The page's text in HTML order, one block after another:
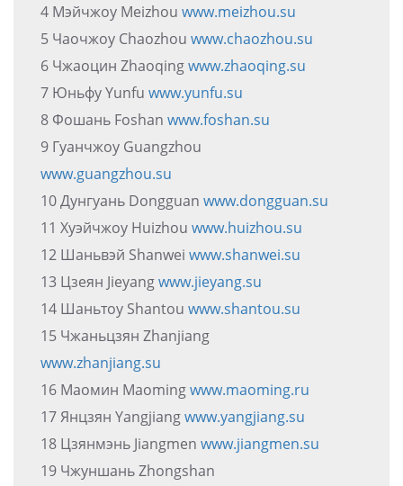
4 Мэйчжоу Meizhou www.meizhou.su
5 Чаочжоу Chaozhou www.chaozhou.su
6 Чжаоцин Zhaoqingwww.zhaoqing.su
7 Юньфу Yunfu www.yunfu.su
8 Фошань Foshan www.foshan.su
9 Гуанчжоу Guangzhou
www.guangzhou.su
10 Дунгуань Dongguan www.dongguan.su
11 Хуэйчжоу Huizhou www.huizhou.su
12 Шаньвэй Shanwei www.shanwei.su
13 Цзеян Jieyangwww.jieyang.su
14 Шаньтоу Shantou www.shantou.su
15 Чжаньцзян Zhanjiang
www.zhanjiang.su
16 Маомин Maomingwww.maoming.ru
17 Янцзян Yangjiangwww.yangjiang.su
18 Цзянмэнь Jiangmen www.jiangmen.su
19 Чжуншань Zhongshan